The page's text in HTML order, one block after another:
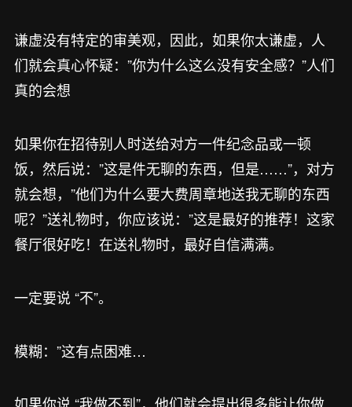
谦虚没有特定的审美观，因此，如果你太谦虚，人
们就会真心怀疑：”你为什么这么没有安全感？”人们
真的会想
如果你在招待别人时送给对方一件纪念品或一顿
饭，然后说：”这是件无聊的东西，但是……”，对方
就会想，”他们为什么要大费周章地送我无聊的东西
呢？”送礼物时，你应该说：”这是最好的推荐！这家
餐厅很好吃！在送礼物时，最好自信满满。
一定要说 “不”。
模糊：”这有点困难…